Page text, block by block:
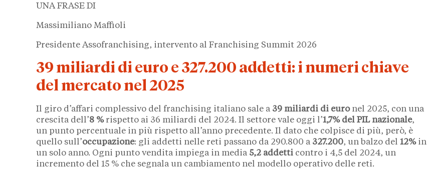
UNA FRASE DI
Massimiliano Maffioli
Presidente Assofranchising, intervento al Franchising Summit 2026
39 miliardi di euro e 327.200 addetti: i numeri chiave
del mercato nel 2025
Il giro d’affari complessivo del franchising italiano sale a 39 miliardi di euronel 2025, con una
crescita dell’8 %rispetto ai 36 miliardi del 2024. Il settore vale oggi l’1,7% del PIL nazionale,
un punto percentuale in più rispetto all’anno precedente. Il dato che colpisce di più, però, è
quello sull’occupazione: gli addetti nelle reti passano da 290.800 a 327.200, un balzo del 12%in
un solo anno. Ogni punto vendita impiega in media 5,2 addetti contro i 4,5 del 2024, un
incremento del 15 % che segnala un cambiamento nel modello operativo delle reti.